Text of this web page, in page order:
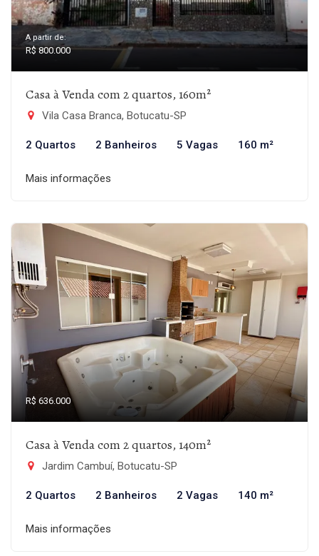
A partir de:
R$ 800.000
Casa à Venda com 2 quartos, 160m²
Vila Casa Branca, Botucatu-SP
2 Quartos 2 Banheiros 5 Vagas 160 m²
Mais informações
R$ 636.000
Casa à Venda com 2 quartos, 140m²
Jardim Cambuí, Botucatu-SP
2 Quartos 2 Banheiros 2 Vagas 140 m²
Mais informações